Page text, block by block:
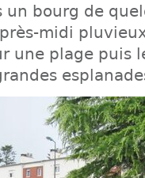
un bourg de
midi
une plage puis